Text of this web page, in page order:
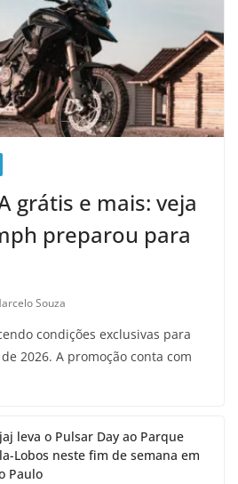
grátis e mais: veja
preparou para
Souza
condições exclusivas para
2026. A promoção conta com
leva o Pulsar Day ao Parque
Lobos neste fim de semana em
Paulo